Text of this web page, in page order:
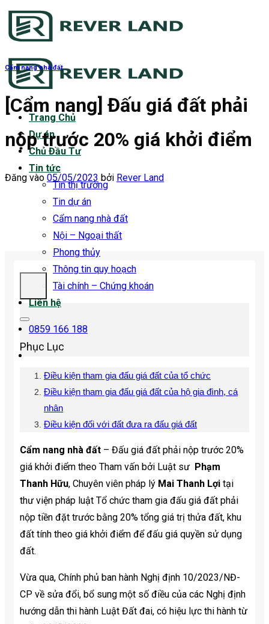
Bỏ
qua
dung
Trang Chủ
Dự án
Chủ Đầu Tư
Tin tức
Tin thị trường
Tin dự án
Cẩm nang nhà đất
Nội – Ngoại thất
Phong thủy
Thông tin quy hoạch
Tài chính – Chứng khoán
Liên hệ
0859 166 188
Cẩm nang nhà đất
[Cẩm nang] Đấu giá đất phải
nộp trước 20% giá khởi điểm
Đăng vào 05/05/2023 bởi Rever Land
Phục Lục
Điều kiện tham gia đấu giá đất của tổ chức
Điều kiện tham gia đấu giá đất của hộ gia đình, cá
nhân
Điều kiện đối với đất đưa ra đấu giá đất
Cẩm nang nhà đất – Đấu giá đất phải nộp trước 20%
giá khởi điểm theo Tham vấn bởi Luật sư Phạm
Thanh Hữu, Chuyên viên pháp lý Mai Thanh Lợi tại
thư viện pháp luật Tổ chức tham gia đấu giá đất phải
nộp tiền đặt trước bằng 20% tổng giá trị thửa đất, khu
đất tính theo giá khởi điểm để đấu giá quyền sử dụng
đất.
Vừa qua, Chính phủ ban hành Nghị định 10/2023/NĐ-
CP về sửa đổi, bổ sung một số điều của các Nghị định
hướng dẫn thi hành Luật Đất đai, có hiệu lực thi hành từ